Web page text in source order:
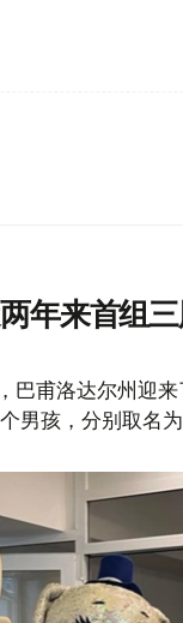
年来首组
巴甫洛达尔州迎
男孩，分别取名